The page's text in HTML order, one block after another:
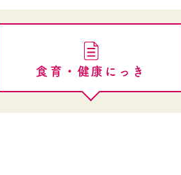
食育・健康にっき